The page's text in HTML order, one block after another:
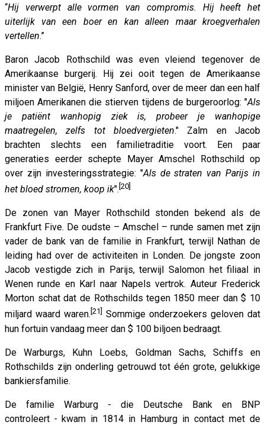
“Hij verwerpt alle vormen van compromis. Hij heeft het
uiterlijk van een boer en kan alleen maar kroegverhalen
vertellen.”
Baron Jacob Rothschild was even vleiend tegenover de
Amerikaanse burgerij. Hij zei ooit tegen de Amerikaanse
minister van België, Henry Sanford, over de meer dan een half
miljoen Amerikanen die stierven tijdens de burgeroorlog: "Als
je patiënt wanhopig ziek is, probeer je wanhopige
maatregelen, zelfs tot bloedvergieten." Zalm en Jacob
brachten slechts een familietraditie voort. Een paar
generaties eerder schepte Mayer Amschel Rothschild op
over zijn investeringsstrategie: "Als de straten van Parijs in
het bloed stromen, koop ik". [20]
De zonen van Mayer Rothschild stonden bekend als de
Frankfurt Five. De oudste – Amschel – runde samen met zijn
vader de bank van de familie in Frankfurt, terwijl Nathan de
leiding had over de activiteiten in Londen. De jongste zoon
Jacob vestigde zich in Parijs, terwijl Salomon het filiaal in
Wenen runde en Karl naar Napels vertrok. Auteur Frederick
Morton schat dat de Rothschilds tegen 1850 meer dan $ 10
miljard waard waren. [21]
Sommige onderzoekers geloven dat
hun fortuin vandaag meer dan $ 100 biljoen bedraagt.
De Warburgs, Kuhn Loebs, Goldman Sachs, Schiffs en
Rothschilds zijn onderling getrouwd tot één grote, gelukkige
bankiersfamilie.
De familie Warburg - die Deutsche Bank en BNP
controleert - kwam in 1814 in Hamburg in contact met de